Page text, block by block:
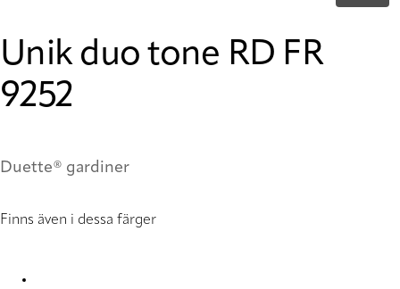
Unik duo tone RD FR
9252
Duette® gardiner
Finns även i dessa färger